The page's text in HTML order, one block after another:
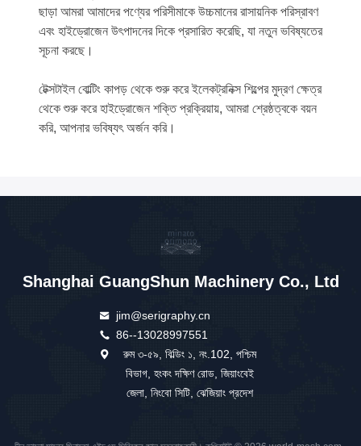
ছাড়া আমরা আমাদের পণ্যের পরিসীমাকে উচ্চমানের রাসায়নিক পরিস্রাবণ
এবং হাইড্রোজেন উৎপাদনের দিকে প্রসারিত করেছি, যা নতুন ভবিষ্যতের
সূচনা করছে।
টেক্সটাইল বোল্টিং কাপড় থেকে শুরু করে ইলেকট্রনিক্স শিল্পের মুদ্রণ ক্ষেত্র
থেকে শুরু করে হাইড্রোজেন শক্তি প্রক্রিয়ায়, আমরা শ্রেষ্ঠত্বকে বয়ন
করি, আপনার ভবিষ্যৎ অর্জন করি।
Shanghai GuangShun Machinery Co., Ltd
jim@serigraphy.cn
86--13028997551
রুম ৩-৫৯, বিল্ডিং ১, নং.102, পশ্চিম
বিভাগ, হংকং দক্ষিণ রোড, জিয়াংবেই
জেলা, নিংবো সিটি, ঝেজিয়াং প্রদেশ